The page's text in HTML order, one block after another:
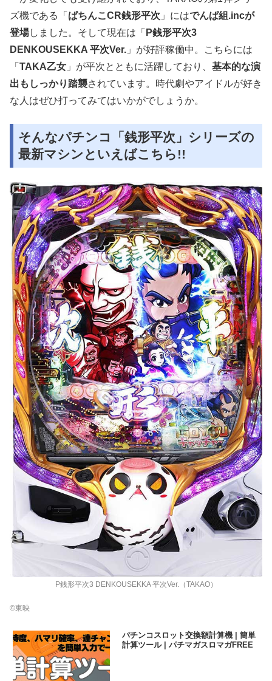
ズ機である「 ぱちんこCR銭形平次 」にはでんぱ組.incが
登場しました。そして現在は「 P銭形平次3
DENKOUSEKKA 平次Ver. 」が好評稼働中。こちらには
「 TAKA乙女 」が平次とともに活躍しており、 基本的な演
出もしっかり踏襲されています。時代劇やアイドルが好き
な人はぜひ打ってみてはいかがでしょうか。
そんなパチンコ「銭形平次」シリーズの
最新マシンといえばこちら!!
P銭形平次3 DENKOUSEKKA 平次Ver.（TAKAO）
©東映
パチンコスロット交換額計算機 | 簡単
計算ツール | パチマガスロマガFREE